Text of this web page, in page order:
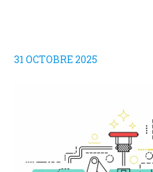
31 OCTOBRE 2025